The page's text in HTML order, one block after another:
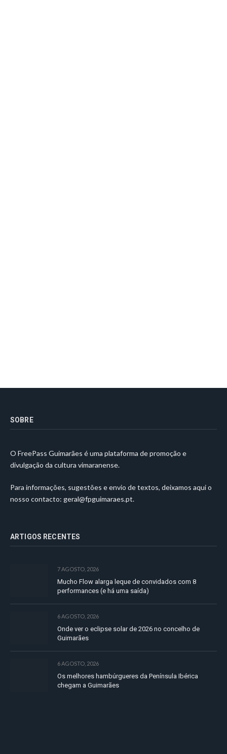
SOBRE
O FreePass Guimarães é uma plataforma de promoção e
divulgação da cultura vimaranense.
Para informações, sugestões e envio de textos, deixamos aqui o
nosso contacto: geral@fpguimaraes.pt.
ARTIGOS RECENTES
7 AGOSTO, 2026
Mucho Flow alarga leque de convidados com 8
performances (e há uma saída)
6 AGOSTO, 2026
Onde ver o eclipse solar de 2026 no concelho de
Guimarães
6 AGOSTO, 2026
Os melhores hambúrgueres da Península Ibérica
chegam a Guimarães